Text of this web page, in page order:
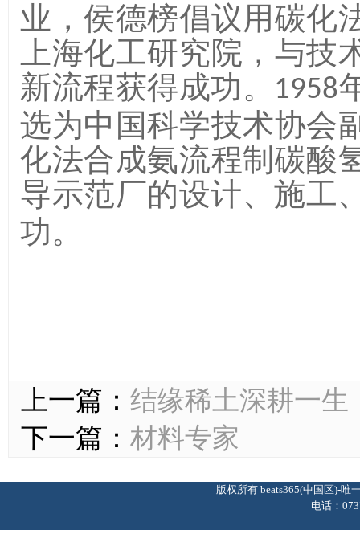
业，侯德榜倡议用碳化
上海化工研究院，与
新流程获得成功。
1958
选为中国科学技术协会
化法合成氨流程制碳酸
导示范厂的设计、施工
功。
上一篇： 结缘稀土深耕一生
下一篇： 材料专家
版权所有 beats365(中国区)-
电话：